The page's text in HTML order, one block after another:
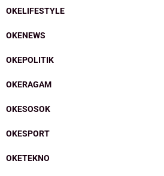
OKELIFESTYLE
OKENEWS
OKEPOLITIK
OKERAGAM
OKESOSOK
OKESPORT
OKETEKNO